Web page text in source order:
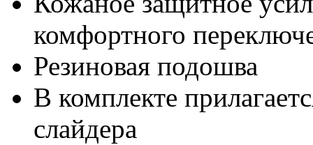
комфортного
Резиновая подошва
В комплекте
слайдера